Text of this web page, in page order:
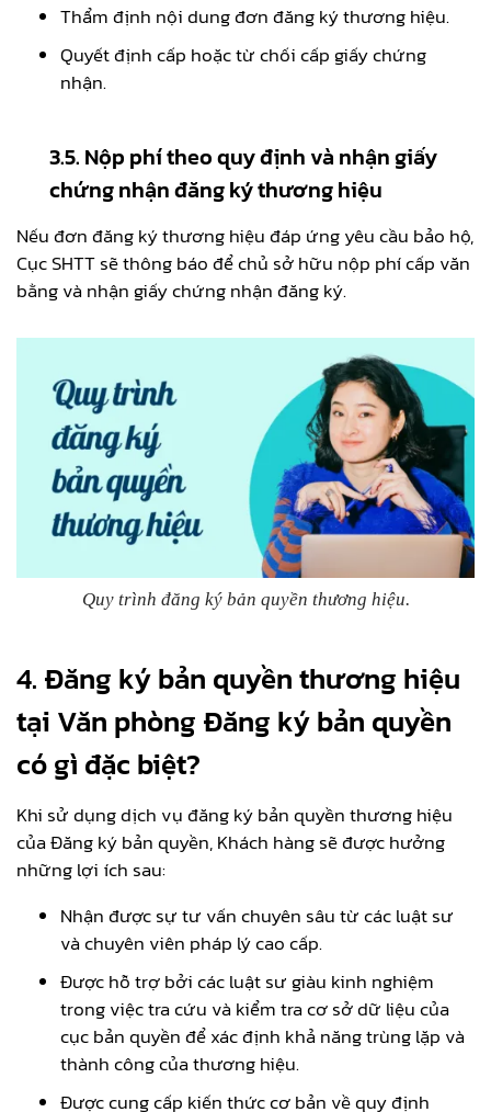
Thẩm định nội dung đơn đăng ký thương hiệu.
Quyết định cấp hoặc từ chối cấp giấy chứng
nhận.
3.5. Nộp phí theo quy định và nhận giấy
chứng nhận đăng ký thương hiệu
Nếu đơn đăng ký thương hiệu đáp ứng yêu cầu bảo hộ,
Cục SHTT sẽ thông báo để chủ sở hữu nộp phí cấp văn
bằng và nhận giấy chứng nhận đăng ký.
Quy trình đăng ký bản quyền thương hiệu.
4. Đăng ký bản quyền thương hiệu
tại Văn phòng Đăng ký bản quyền
có gì đặc biệt?
Khi sử dụng dịch vụ đăng ký bản quyền thương hiệu
của Đăng ký bản quyền, Khách hàng sẽ được hưởng
những lợi ích sau:
Nhận được sự tư vấn chuyên sâu từ các luật sư
và chuyên viên pháp lý cao cấp.
Được hỗ trợ bởi các luật sư giàu kinh nghiệm
trong việc tra cứu và kiểm tra cơ sở dữ liệu của
cục bản quyền để xác định khả năng trùng lặp và
thành công của thương hiệu.
Được cung cấp kiến thức cơ bản về quy định